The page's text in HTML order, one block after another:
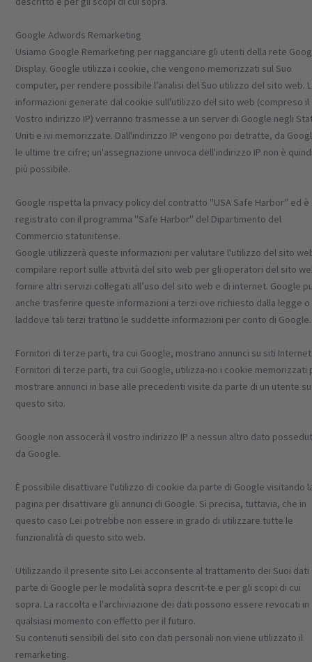
Google Adwords Remarketing
Usiamo Google Remarketing per riagganciare gli utenti della rete
Display. Google utilizza i cookie, che vengono memorizzati sul Suo
computer, per rendere possibile l’analisi del Suo utilizzo del sito web.
informazioni generate dal cookie sull'utilizzo del sito web (compreso il
Vostro indirizzo IP) verranno trasmesse a un server di Google negli
Uniti e ivi memorizzate. Dall'indirizzo IP vengono poi detratte, da
le ultime tre cifre; un'assegnazione univoca dell'indirizzo IP non è
più possibile.
Google rispetta la privacy policy del contratto "USA Safe Harbor" ed è
registrato con il programma "Safe Harbor" del Dipartimento del
Commercio statunitense.
Google utilizzerà queste informazioni per valutare l'utilizzo del sito
compilare report sulle attività del sito web per gli operatori del sito
fornire altri servizi collegati all’uso del sito web e di internet. Google
anche trasferire queste informazioni a terzi ove richiesto dalla legge o
laddove tali terzi trattino le suddette informazioni per conto di Google.
Fornitori di terze parti, tra cui Google, mostrano annunci su siti
Fornitori di terze parti, tra cui Google, utilizza-no i cookie memorizzati
mostrare annunci in base alle precedenti visite da parte di un utente su
questo sito.
Google non assocerà il vostro indirizzo IP a nessun altro dato
da Google.
È possibile disattivare l'utilizzo di cookie da parte di Google visitando
pagina per disattivare gli annunci di Google. Si precisa, tuttavia, che in
questo caso Lei potrebbe non essere in grado di utilizzare tutte le
funzionalità di questo sito web.
Utilizzando il presente sito Lei acconsente al trattamento dei Suoi dati
parte di Google per le modalità sopra descrit-te e per gli scopi di cui
sopra. La raccolta e l'archiviazione dei dati possono essere revocati in
qualsiasi momento con effetto per il futuro.
Su contenuti sensibili del sito con dati personali non viene utilizzato il
remarketing.